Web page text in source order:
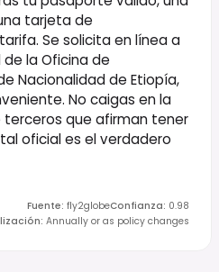
tarjeta de
Se solicita en línea a
la Oficina de
Nacionalidad de Etiopía,
No caigas en la
que afirman tener
oficial es el verdadero
Fuente: fly2globeConfianza: 0.98
: Annually or as policy changes